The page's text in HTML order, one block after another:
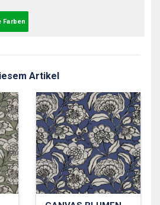
Farben
Artikel